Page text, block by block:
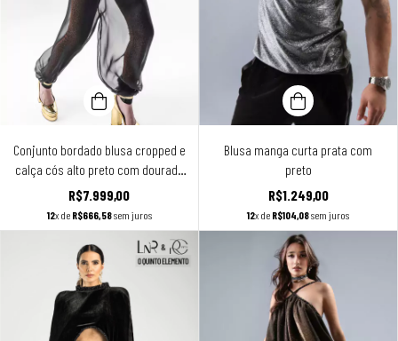
Conjunto bordado blusa cropped e
calça cós alto preto com dourado
envelhecido
R$7.999,00
12x de R$666,58sem juros
Blusa manga curta prata com
preto
R$1.249,00
12x de R$104,08sem juros